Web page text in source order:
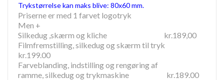
Trykstørrelse kan maks blive: 80x60 mm.
Priserne er med 1 farvet logotryk
Men +
Silkedug ,skærm og kliche kr.189,00
Filmfremstilling, silkedug og skærm til tryk
kr.199.00
Farveblanding, indstilling og rengøring af
ramme, silkedug og trykmaskine kr.189.00